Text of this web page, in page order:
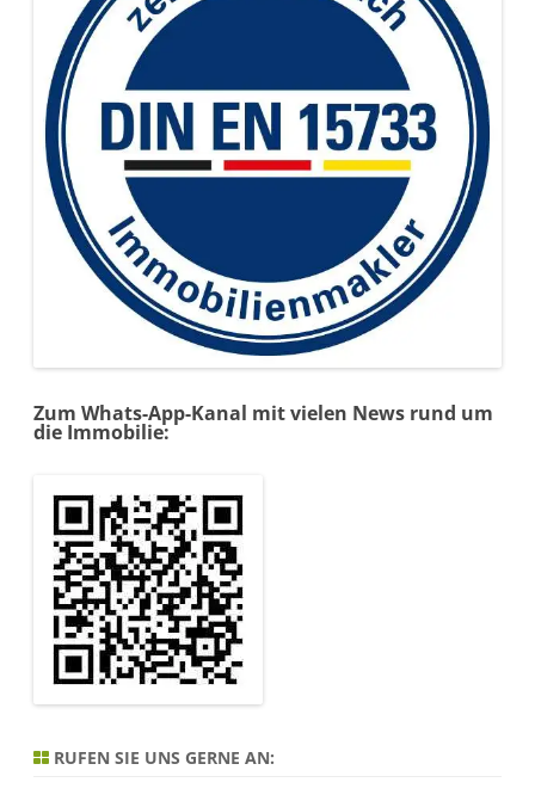
Zum Whats-App-Kanal mit vielen News rund um
die Immobilie:
RUFEN SIE UNS GERNE AN: